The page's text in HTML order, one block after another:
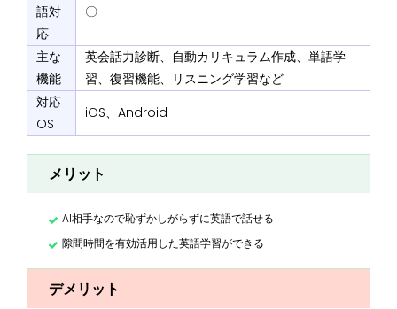
語対
応
〇
主な
機能
英会話力診断、自動カリキュラム作成、単語学
習、復習機能、リスニング学習など
対応
OS
iOS、Android
メリット
AI相手なので恥ずかしがらずに英語で話せる
隙間時間を有効活用した英語学習ができる
デメリット